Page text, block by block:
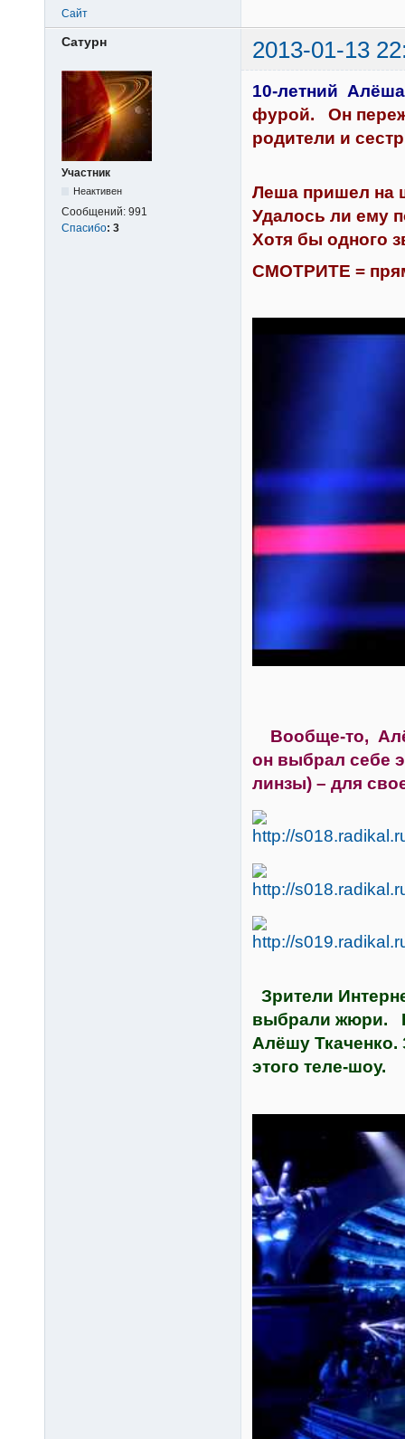
Сайт
Сатурн 2013-01-13
Участник
Неактивен
Сообщений: 991
Спасибо: 3
10-летний
фурой. Он
родители и
Леша пришел на
Удалось ли ему
Хотя бы одного
СМОТРИТЕ =
Вообще-то,
он выбрал себе
линзы) – для
Зрители
выбрали жюри. В
Алёшу
этого теле-